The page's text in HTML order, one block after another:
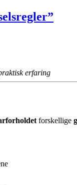
erfaring
forskellige